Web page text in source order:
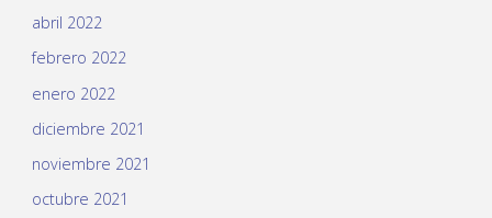
abril 2022
febrero 2022
enero 2022
diciembre 2021
noviembre 2021
octubre 2021